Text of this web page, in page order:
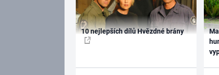
10 nejlepších dílů Hvězdné brány